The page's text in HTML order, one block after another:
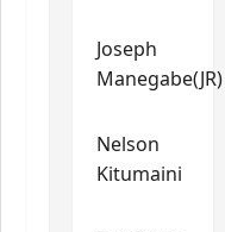
Joseph
Manegabe(JR)
Nelson
Kitumaini